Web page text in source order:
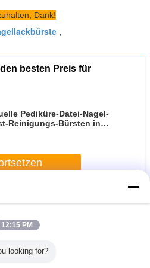
Dank!
,
besten Preis für
Pediküre-Datei-Nagel-
Reinigungs-Bürsten in
12:15 PM
looking for?